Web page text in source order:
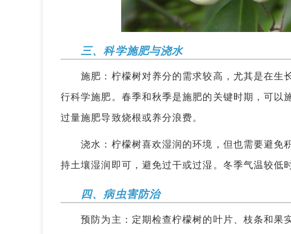
三、科学施肥与浇水
施肥：柠檬树对养分的需求较高，尤其是在生
行科学施肥。春季和秋季是施肥的关键时期，可以
过量施肥导致烧根或养分浪费。
浇水：柠檬树喜欢湿润的环境，但也需要避免
持土壤湿润即可，避免过干或过湿。冬季气温较低
四、病虫害防治
预防为主：定期检查柠檬树的叶片、枝条和果